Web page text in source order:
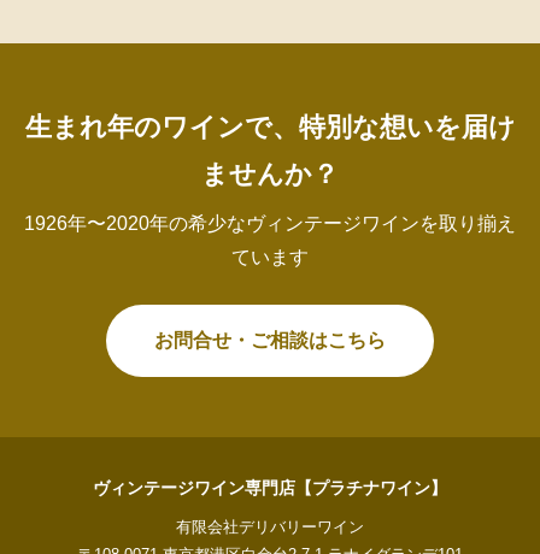
生まれ年のワインで、特別な想いを届け
ませんか？
1926年〜2020年の希少なヴィンテージワインを取り揃え
ています
お問合せ・ご相談はこちら
ヴィンテージワイン専門店【プラチナワイン】
有限会社デリバリーワイン